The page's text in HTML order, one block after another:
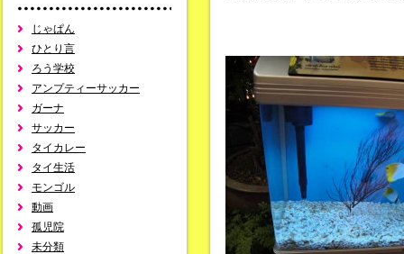
じゃぱん
ひとり言
ろう学校
アンプティーサッカー
ガーナ
サッカー
タイカレー
タイ生活
モンゴル
動画
孤児院
未分類